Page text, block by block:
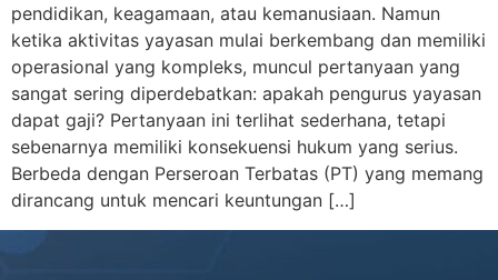
pendidikan, keagamaan, atau kemanusiaan. Namun
ketika aktivitas yayasan mulai berkembang dan memiliki
operasional yang kompleks, muncul pertanyaan yang
sangat sering diperdebatkan: apakah pengurus yayasan
dapat gaji? Pertanyaan ini terlihat sederhana, tetapi
sebenarnya memiliki konsekuensi hukum yang serius.
Berbeda dengan Perseroan Terbatas (PT) yang memang
dirancang untuk mencari keuntungan […]